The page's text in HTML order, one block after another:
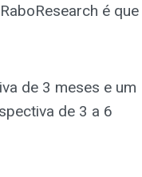
é que
de 3 meses e um
de 3 a 6